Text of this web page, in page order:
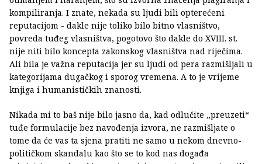
kompiliranja. I znate, nekada su ljudi bili opterećeni
reputacijom - dakle nije toliko bilo bitno vlasništvo,
povreda tuđeg vlasništva, pogotovo što dakle do XVIII. st.
nije niti bilo koncepta zakonskog vlasništva nad riječima.
Ali bila je važna reputacija jer su ljudi od pera razmišljali u
kategorijama dugačkog i sporog vremena. A to je vrijeme
knjiga i humanističkih znanosti.
Nikada mi to baš nije bilo jasno da, kad odlučite „preuzeti“
tuđe formulacije bez navođenja izvora, ne razmišljate o
tome da će vas ta sjena pratiti ne samo u nekom dnevno-
političkom skandalu kao što se to kod nas događa